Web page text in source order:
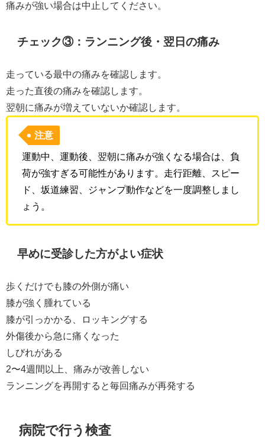
痛みが強い場合は中止してください。
チェック③：ランニング後・翌日の痛み
走っている最中の痛みを確認します。
走った直後の痛みを確認します。
翌朝に痛みが増えていないか確認します。
注意
運動中、運動後、翌朝に痛みが強くなる場合は、負
荷が強すぎる可能性があります。走行距離、スピー
ド、坂道練習、ジャンプ動作などを一度調整しまし
ょう。
早めに受診した方がよい症状
歩くだけでも膝の外側が痛い
膝が強く腫れている
膝が引っかかる、ロッキングする
外傷後から急に痛くなった
しびれがある
2〜4週間以上、痛みが改善しない
ランニングを再開すると毎回痛みが再発する
病院で行う検査